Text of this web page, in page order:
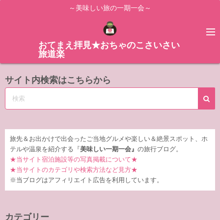
ス
ッ
～美味しい旅の一期一会～
おてまえ拝見★おちゃのこさいさい
旅道楽
サイト内検索はこちらから
旅先＆お出かけで出会ったご当地グルメや楽しい＆絶景スポット、ホ
テルや温泉を紹介する『 美味しい一期一会』 の旅行ブログ。
★当サイト宿泊施設等の写真掲載について★
★当サイトのカテゴリや検索方法など見方★
※当ブログはアフィリエイト広告を利用しています。
カテゴリー